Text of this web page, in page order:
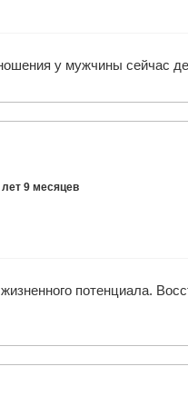
у мужчины сейчас
лет 9 месяцев
потенциала.